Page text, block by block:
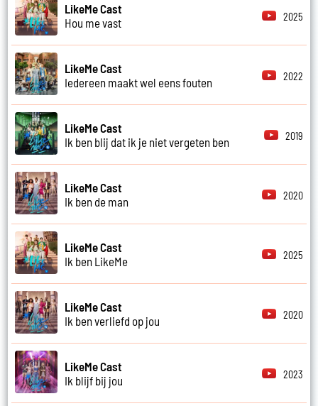
LikeMe Cast
Hou me vast
2025
LikeMe Cast
Iedereen maakt wel eens fouten
2022
LikeMe Cast
Ik ben blij dat ik je niet vergeten ben
2019
LikeMe Cast
Ik ben de man
2020
LikeMe Cast
Ik ben LikeMe
2025
LikeMe Cast
Ik ben verliefd op jou
2020
LikeMe Cast
Ik blijf bij jou
2023